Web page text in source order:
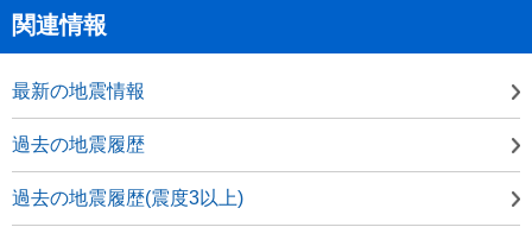
関連情報
最新の地震情報
過去の地震履歴
過去の地震履歴(震度3以上)